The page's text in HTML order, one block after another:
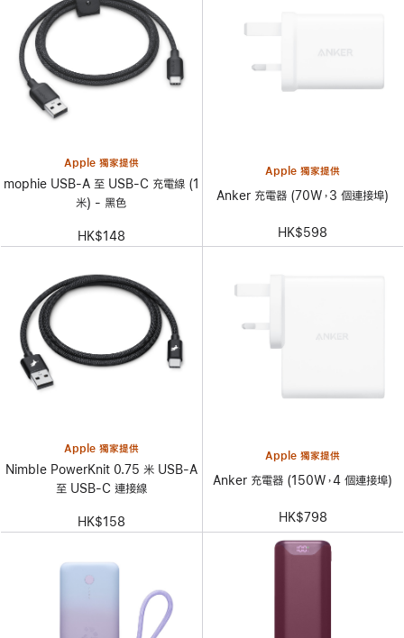
Apple 獨家提供
mophie USB-A 至 USB-C 充電線 (1
米) - 黑色
HK$148
Apple 獨家提供
Anker 充電器 (70W，3 個連接埠)
HK$598
Apple 獨家提供
Nimble PowerKnit 0.75 米 USB-A
至 USB-C 連接線
HK$158
Apple 獨家提供
Anker 充電器 (150W，4 個連接埠)
HK$798